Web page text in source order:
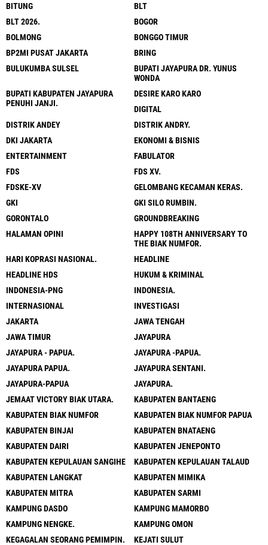
BITUNG
BLT
BLT 2026.
BOGOR
BOLMONG
BONGGO TIMUR
BP2MI PUSAT JAKARTA
BRING
BULUKUMBA SULSEL
BUPATI JAYAPURA DR. YUNUS
WONDA
BUPATI KABUPATEN JAYAPURA
PENUHI JANJI.
DESIRE KARO KARO
DIGITAL
DISTRIK ANDEY
DISTRIK ANDRY.
DKI JAKARTA
EKONOMI & BISNIS
ENTERTAINMENT
FABULATOR
FDS
FDS XV.
FDSKE-XV
GELOMBANG KECAMAN KERAS.
GKI
GKI SILO RUMBIN.
GORONTALO
GROUNDBREAKING
HALAMAN OPINI
HAPPY 108TH ANNIVERSARY TO
THE BIAK NUMFOR.
HARI KOPRASI NASIONAL.
HEADLINE
HEADLINE HDS
HUKUM & KRIMINAL
INDONESIA-PNG
INDONESIA.
INTERNASIONAL
INVESTIGASI
JAKARTA
JAWA TENGAH
JAWA TIMUR
JAYAPURA
JAYAPURA - PAPUA.
JAYAPURA -PAPUA.
JAYAPURA PAPUA.
JAYAPURA SENTANI.
JAYAPURA-PAPUA
JAYAPURA.
JEMAAT VICTORY BIAK UTARA.
KABUPATEN BANTAENG
KABUPATEN BIAK NUMFOR
KABUPATEN BIAK NUMFOR PAPUA
KABUPATEN BINJAI
KABUPATEN BNATAENG
KABUPATEN DAIRI
KABUPATEN JENEPONTO
KABUPATEN KEPULAUAN SANGIHE
KABUPATEN KEPULAUAN TALAUD
KABUPATEN LANGKAT
KABUPATEN MIMIKA
KABUPATEN MITRA
KABUPATEN SARMI
KAMPUNG DASDO
KAMPUNG MAMORBO
KAMPUNG NENGKE.
KAMPUNG OMON
KEGAGALAN SEORANG PEMIMPIN.
KEJATI SULUT